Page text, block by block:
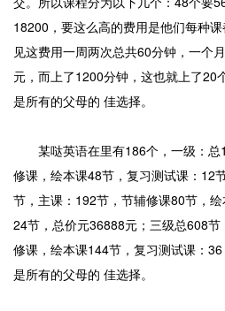
18200，要这么高的费用是他们每种
见这费用一周两次总共60分钟，一个
元，而上了1200分钟，这也就上了20
是所有的父母的 佳选择。
某哒英语在里有186个，一级：总
修课，绘本课48节，复习测试课：12
节，主课：192节，节辅修课80节，
24节，总价元36888元；三级总608
修课，绘本课144节，复习测试课：
是所有的父母的 佳选择。